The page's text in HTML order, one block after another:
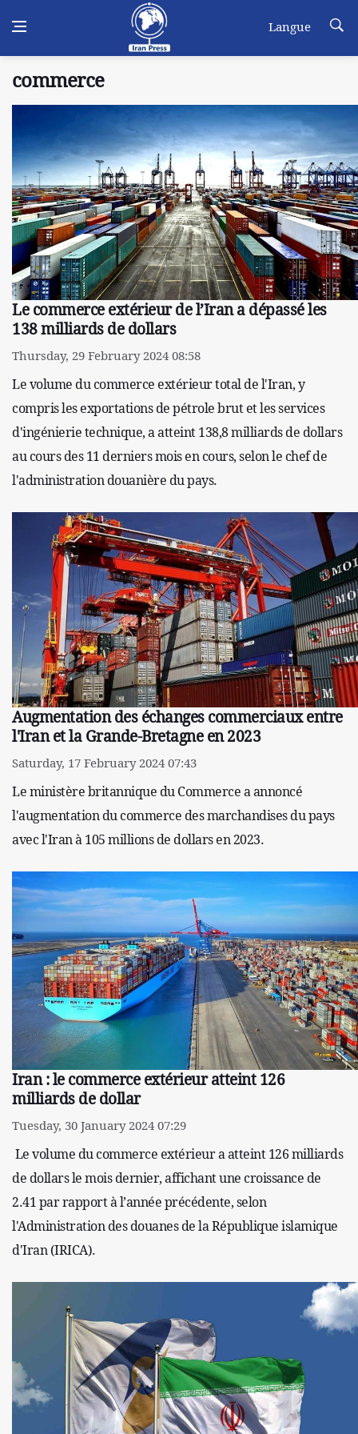
Langue
commerce
Le commerce extérieur de l’Iran a dépassé les
138 milliards de dollars
Thursday, 29 February 2024 08:58
Le volume du commerce extérieur total de l'Iran, y
compris les exportations de pétrole brut et les services
d'ingénierie technique, a atteint 138,8 milliards de dollars
au cours des 11 derniers mois en cours, selon le chef de
l'administration douanière du pays.
Augmentation des échanges commerciaux entre
l'Iran et la Grande-Bretagne en 2023
Saturday, 17 February 2024 07:43
Le ministère britannique du Commerce a annoncé
l'augmentation du commerce des marchandises du pays
avec l'Iran à 105 millions de dollars en 2023.
Iran : le commerce extérieur atteint 126
milliards de dollar
Tuesday, 30 January 2024 07:29
Le volume du commerce extérieur a atteint 126 milliards
de dollars le mois dernier, affichant une croissance de
2.41 par rapport à l’année précédente, selon
l'Administration des douanes de la République islamique
d'Iran (IRICA).